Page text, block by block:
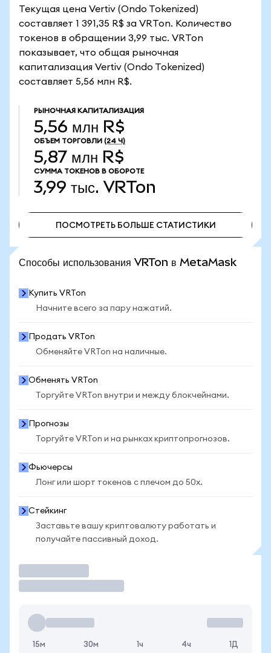
Текущая цена Vertiv (Ondo Tokenized)
составляет 1 391,35 R$ за VRTon. Количество
токенов в обращении 3,99 тыс. VRTon
показывает, что общая рыночная
капитализация Vertiv (Ondo Tokenized)
составляет 5,56 млн R$.
РЫНОЧНАЯ КАПИТАЛИЗАЦИЯ
5,56 млн R$
ОБЪЕМ ТОРГОВЛИ (24 Ч)
5,87 млн R$
СУММА ТОКЕНОВ В ОБОРОТЕ
3,99 тыс. VRTon
ПОСМОТРЕТЬ БОЛЬШЕ СТАТИСТИКИ
Способы использования VRTon в MetaMask
Купить VRTon
Начните всего за пару нажатий.
Продать VRTon
Обменяйте VRTon на наличные.
Обменять VRTon
Торгуйте VRTon внутри и между блокчейнами.
Прогнозы
Торгуйте VRTon и на рынках криптопрогнозов.
Фьючерсы
Лонг или шорт токенов с плечом до 50x.
Стейкинг
Заставьте вашу криптовалюту работать и
получайте пассивный доход.
15м 30м 1ч 4ч 1Д